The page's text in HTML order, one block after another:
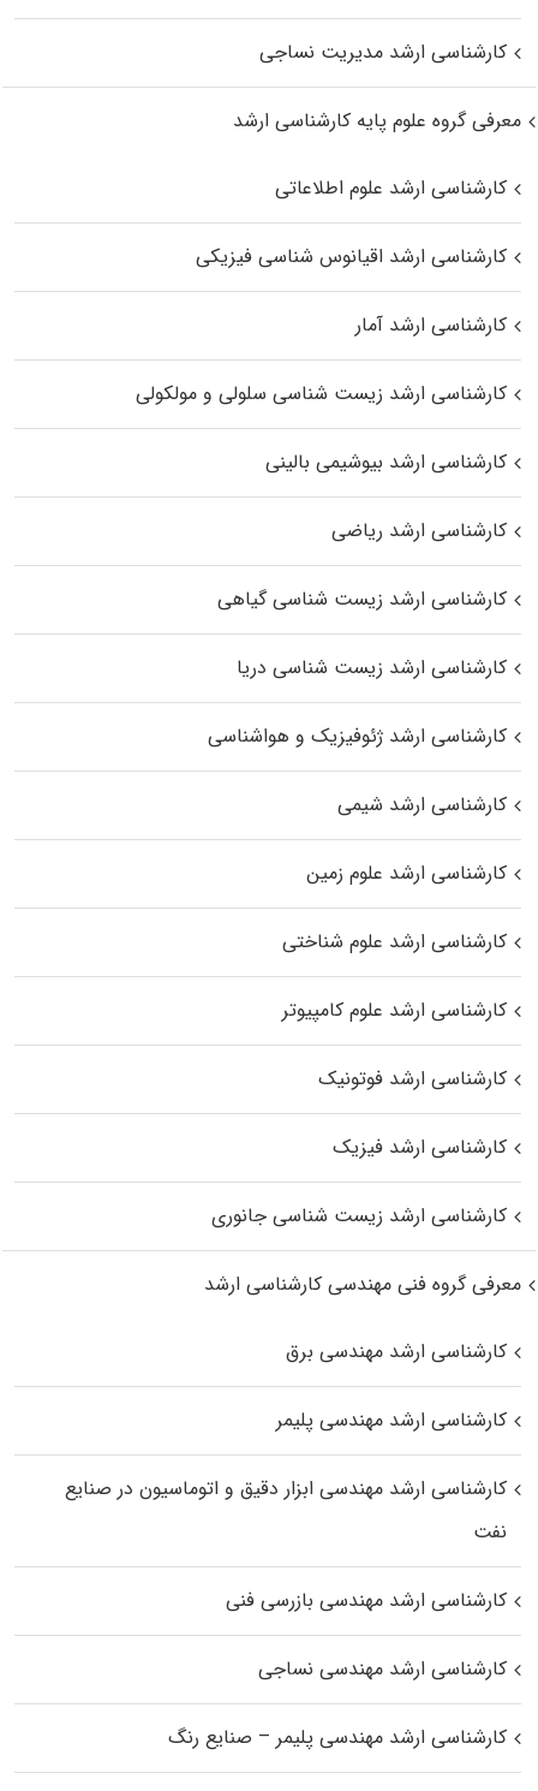
کارشناسی ارشد مدیریت نساجی
معرفی گروه علوم پایه کارشناسی ارشد
کارشناسی ارشد علوم اطلاعاتی
کارشناسی ارشد اقیانوس‌ شناسی فیزیکی
کارشناسی ارشد آمار
کارشناسی ارشد زیست شناسی سلولی و مولکولی
کارشناسی ارشد بیوشیمی بالینی
کارشناسی ارشد ریاضی
کارشناسی ارشد زیست‌ شناسی گیاهی
کارشناسی ارشد زیست‌ شناسی دریا
کارشناسی ارشد ژئوفیزیک و هواشناسی
کارشناسی ارشد شیمی
کارشناسی ارشد علوم زمین
کارشناسی ارشد علوم شناختی
کارشناسی ارشد علوم کامپیوتر
کارشناسی ارشد فوتونیک
کارشناسی ارشد فیزیک
کارشناسی ارشد زیست‌ شناسی جانوری
معرفی گروه فنی مهندسی کارشناسی ارشد
کارشناسی ارشد مهندسی برق
کارشناسی ارشد مهندسی پلیمر
کارشناسی ارشد مهندسی ابزار دقیق و اتوماسیون در صنایع
نفت
کارشناسی ارشد مهندسی بازرسی فنی
کارشناسی ارشد مهندسی نساجی
کارشناسی ارشد مهندسی پلیمر – صنایع رنگ